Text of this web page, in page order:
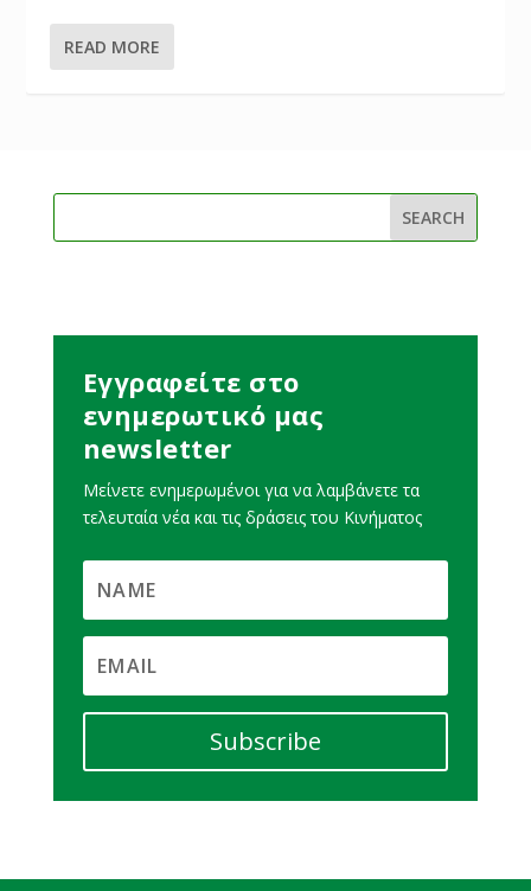
READ MORE
Εγγραφείτε στο
ενημερωτικό μας
newsletter
Μείνετε ενημερωμένοι για να λαμβάνετε τα
τελευταία νέα και τις δράσεις του Κινήματος
Subscribe